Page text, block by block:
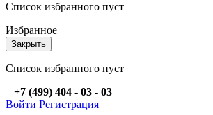
Список избранного пуст
Избранное
Закрыть
Список избранного пуст
+7 (499) 404 - 03 - 03
Войти Регистрация